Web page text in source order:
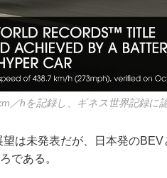
／hを記録し、ギネス世界記録に
は未発表だが、日本発の
である。